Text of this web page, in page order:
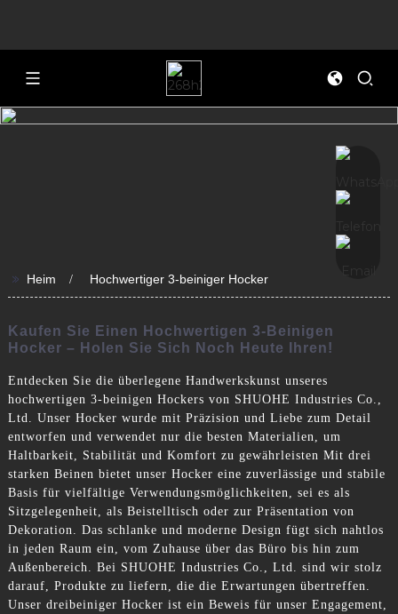
>> Heim Hochwertiger 3-beiniger Hocker
Kaufen Sie Einen Hochwertigen 3-Beinigen
Hocker – Holen Sie Sich Noch Heute Ihren!
Entdecken Sie die überlegene Handwerkskunst unseres
hochwertigen 3-beinigen Hockers von SHUOHE Industries Co.,
Ltd. Unser Hocker wurde mit Präzision und Liebe zum Detail
entworfen und verwendet nur die besten Materialien, um
Haltbarkeit, Stabilität und Komfort zu gewährleisten Mit drei
starken Beinen bietet unser Hocker eine zuverlässige und stabile
Basis für vielfältige Verwendungsmöglichkeiten, sei es als
Sitzgelegenheit, als Beistelltisch oder zur Präsentation von
Dekoration. Das schlanke und moderne Design fügt sich nahtlos
in jeden Raum ein, vom Zuhause über das Büro bis hin zum
Außenbereich. Bei SHUOHE Industries Co., Ltd. sind wir stolz
darauf, Produkte zu liefern, die die Erwartungen übertreffen.
Unser dreibeiniger Hocker ist ein Beweis für unser Engagement,